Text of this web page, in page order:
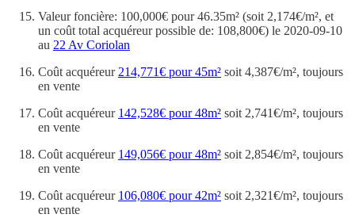
Valeur foncière: 100,000€ pour 46.35m² (soit 2,174€/m², et
un coût total acquéreur possible de: 108,800€) le 2020-09-10
au 22 Av Coriolan
Coût acquéreur 214,771€ pour 45m² soit 4,387€/m², toujours
en vente
Coût acquéreur 142,528€ pour 48m² soit 2,741€/m², toujours
en vente
Coût acquéreur 149,056€ pour 48m² soit 2,854€/m², toujours
en vente
Coût acquéreur 106,080€ pour 42m² soit 2,321€/m², toujours
en vente